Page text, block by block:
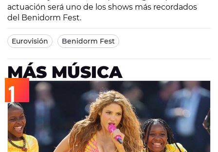
actuación será uno de los shows más recordados
del Benidorm Fest.
Eurovisión Benidorm Fest
MÁS MÚSICA